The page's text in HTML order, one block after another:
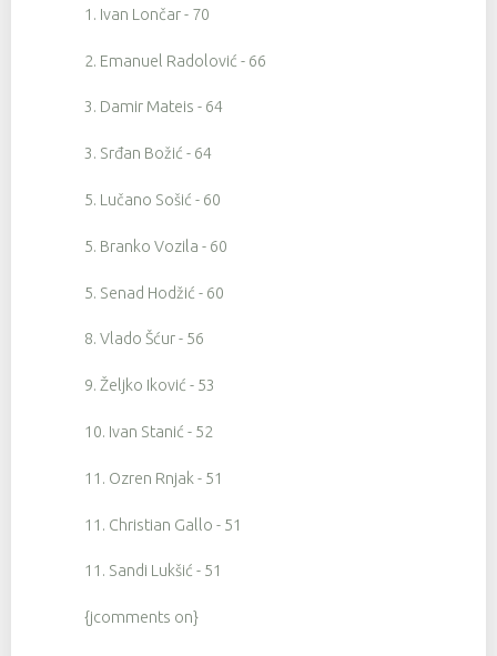
1. Ivan Lončar - 70
2. Emanuel Radolović - 66
3. Damir Mateis - 64
3. Srđan Božić - 64
5. Lučano Sošić - 60
5. Branko Vozila - 60
5. Senad Hodžić - 60
8. Vlado Šćur - 56
9. Željko Iković - 53
10. Ivan Stanić - 52
11. Ozren Rnjak - 51
11. Christian Gallo - 51
11. Sandi Lukšić - 51
{jcomments on}